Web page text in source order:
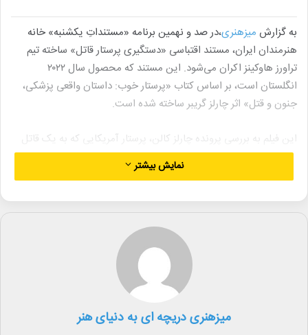
به گزارش میزهنری،در صد و نهمین برنامه «مستنداتِ یکشنبه» خانه
هنرمندان ایران، مستند اقتباسی «دستگیری پرستار قاتل» ساخته تیم
تراورز هاوکینز اکران می‌شود. این مستند که محصول سال ۲۰۲۲
انگلستان است، بر اساس کتاب «پرستار خوب: داستان واقعی پزشکی،
جنون و قتل» اثر چارلز گریبر ساخته شده است.
این فیلم به بررسی پرونده چارلز کالن، پرستار آمریکایی که به یک قاتل
زنجیره‌ای بدل شد، می‌پردازد. مستند با بهره‌گیری از مصاحبه‌های
اختصاصی با خود کالن، همکارانش، کارآگاهان پرونده و امی لافرن،
این ماجرا ارائه می‌دهد.
سالن استاد ناصری خانه هنرمندان ایران برگزار خواهد شد. زهرا مشتاق،
منتقد سینما، در این جلسه درباره اثر سخنرانی خواهد کرد.
علاقه‌مندان می‌توانند برای تهیه بلیت به پایگاه اینترنتی تیوال مراجعه
نمایش بیشتر
میزهنری دریچه ای به دنیای هنر